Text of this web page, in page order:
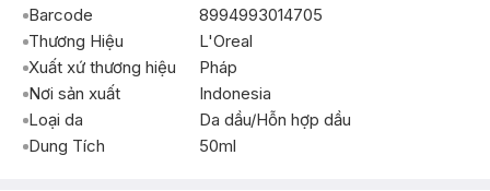
Barcode
8994993014705
Thương Hiệu
L'Oreal
Xuất xứ thương hiệu
Pháp
Nơi sản xuất
Indonesia
Loại da
Da dầu/Hỗn hợp dầu
Dung Tích
50ml